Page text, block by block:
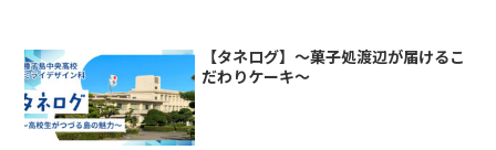
【タネログ】～菓子処渡辺が届けるこ
だわりケーキ～